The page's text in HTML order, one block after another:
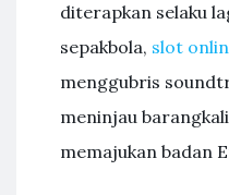
diterapkan selaku
sepakbola, ⁠slot
menggubris
meninjau
memajukan badan